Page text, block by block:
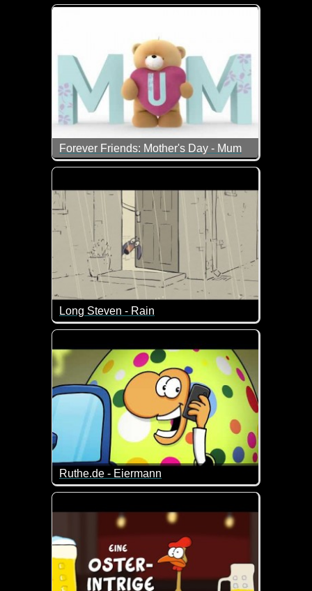
Die Eule sieht am Anfang hier noch ganz gut aus,
Forever Friends: Mother's Day - Mum
Mama ist die Beste...
Long Steven - Rain
Bei dem Sauwetter hat Steven ganz offensichtlich
Ruthe.de - Eiermann
Man sollte keine falschen Versprechungen